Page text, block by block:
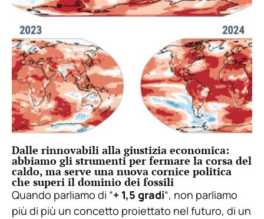
Dalle rinnovabili alla giustizia economica:
abbiamo gli strumenti per fermare la corsa del
caldo, ma serve una nuova cornice politica
che superi il dominio dei fossili
Quando parliamo di “+ 1,5 gradi“, non parliamo
più di più un concetto proiettato nel futuro, di un